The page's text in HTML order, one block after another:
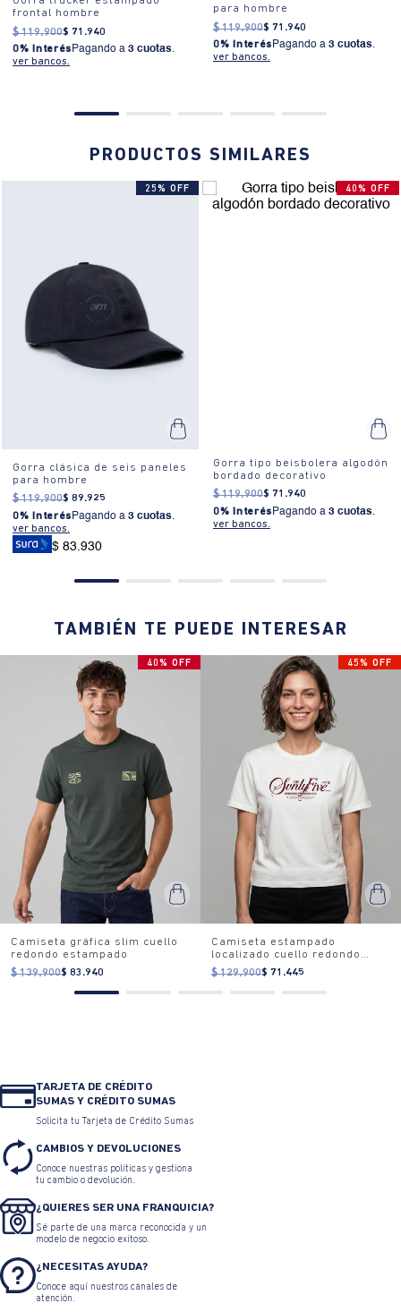
¿Cómo se usa?:
Ideal para eventos casuales, reuniones informales
o salidas de fin de semana.
frontal hombre
$ 119.900$ 71 .940
0% Interés Pagando a 3 cuotas.
ver bancos.
para hombre
$ 119.900$ 71 .940
0% Interés Pagando a 3 cuotas.
ver bancos.
PRODUCTOS SIMILARES
25% OFF
Gorra clásica de seis paneles
para hombre
$ 119.900$ 89.925
0% Interés Pagando a 3 cuotas.
ver bancos.
$ 83.930
40% OFF
Gorra tipo beisbolera algodón
bordado decorativo
$ 119.900$ 71 .940
0% Interés Pagando a 3 cuotas.
ver bancos.
TAMBIÉN TE PUEDE INTERESAR
40% OFF
Camiseta gráfica slim cuello
redondo estampado
$ 139.900$ 83.940
45% OFF
Camiseta estampado
localizado cuello redondo
para mujer
$ 129.900$ 71.445
TARJETA DE CRÉDITO
SUMAS Y CRÉDITO SUMAS
Solicita tu Tarjeta de Crédito Sumas
CAMBIOS Y DEVOLUCIONES
Conoce nuestras políticas y gestiona
tu cambio o devolución.
¿QUIERES SER UNA FRANQUICIA?
Sé parte de una marca reconocida y un
modelo de negocio exitoso.
¿NECESITAS AYUDA?
Conoce aquí nuestros canales de
atención.